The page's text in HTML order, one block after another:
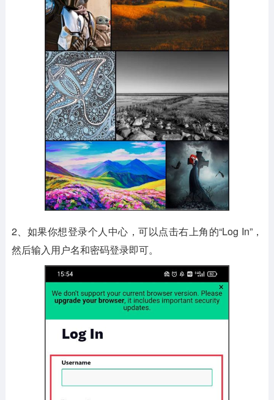
2、如果你想登录个人中心，可以点击右上角的“Log In”，
然后输入用户名和密码登录即可。